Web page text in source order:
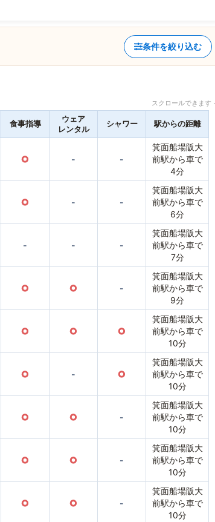
条件を絞り込む
スクロールできま
食事指導
ウェア
レンタル
シャワー 駅からの距離
○ - -
箕面船場阪大
前駅から車で
4分
○ - -
箕面船場阪大
前駅から車で
6分
- - -
箕面船場阪大
前駅から車で
7分
○ ○ -
箕面船場阪大
前駅から車で
9分
○ ○ ○
箕面船場阪大
前駅から車で
10分
○ - ○
箕面船場阪大
前駅から車で
10分
○ ○ -
箕面船場阪大
前駅から車で
10分
○ ○ -
箕面船場阪大
前駅から車で
10分
○ ○ -
箕面船場阪大
前駅から車で
10分